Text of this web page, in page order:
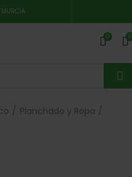
0 0
Planchado y Ropa